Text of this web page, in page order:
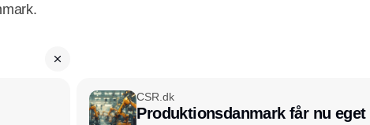
CSR.dk
Produktionsdanmark får nu eget